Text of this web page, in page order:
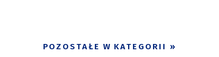
POZOSTAŁE W KATEGORII